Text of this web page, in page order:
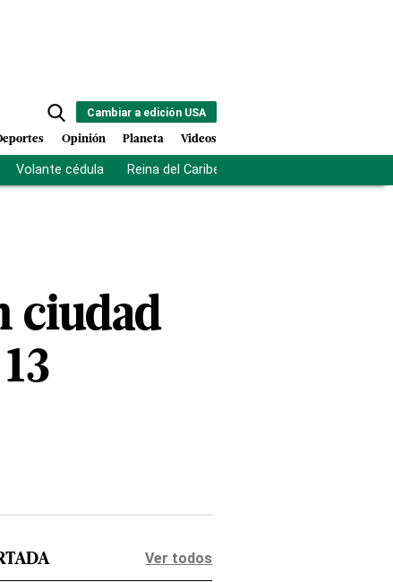
Cambiar a edición USA
Opinión Planeta Videos
Volante cédula Reina del Caribe
ciudad
Ver todos